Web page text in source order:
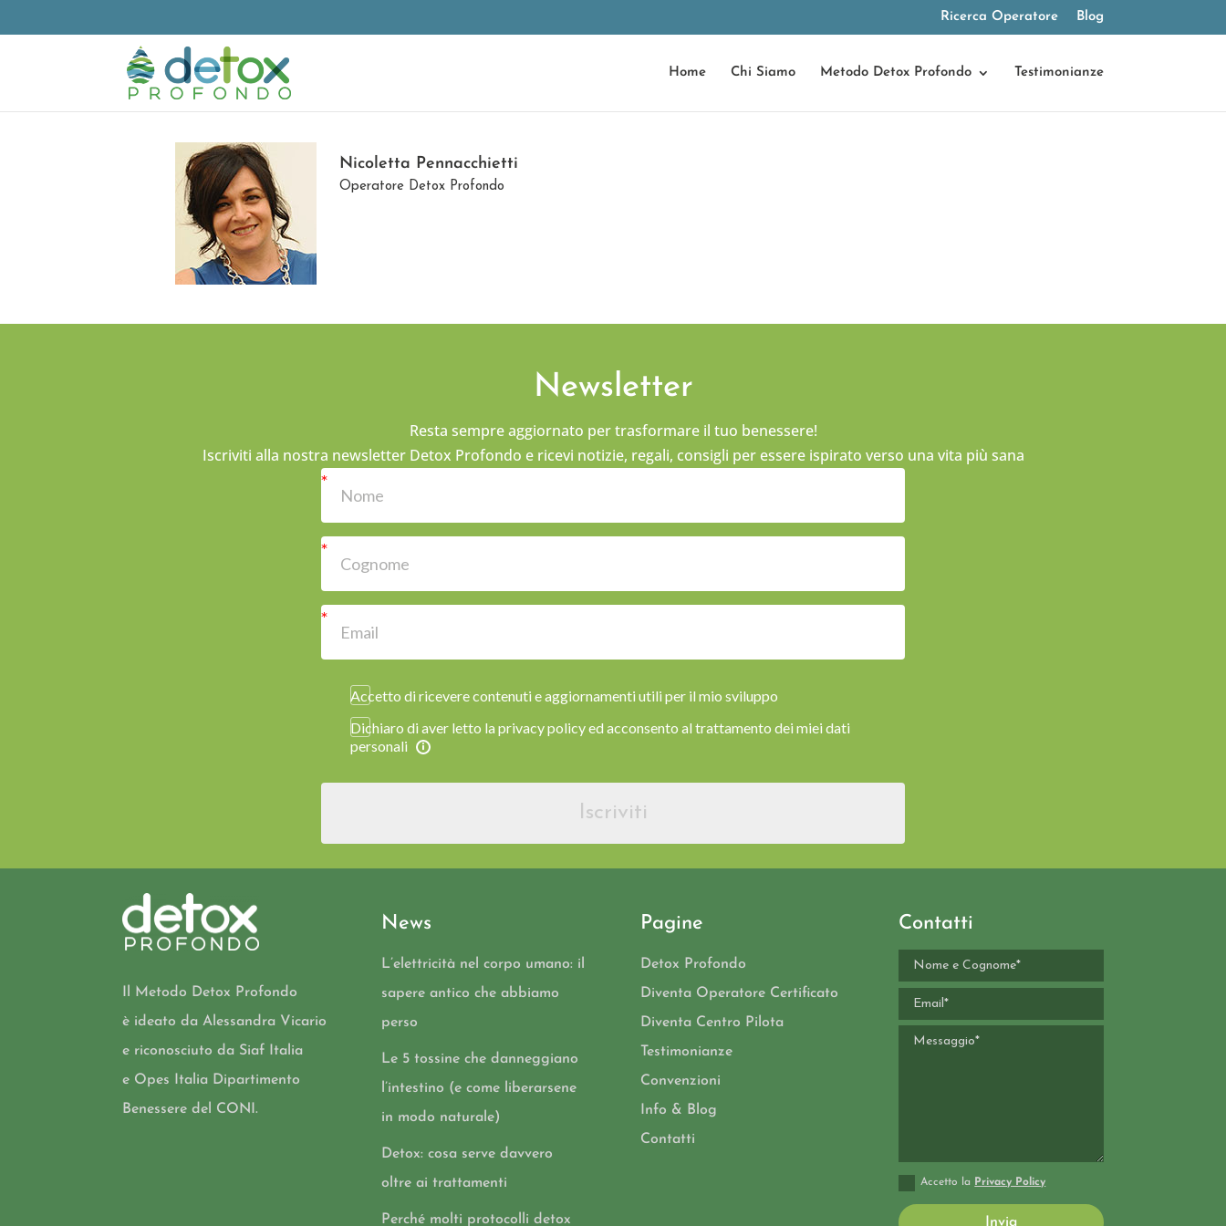
Ricerca Operatore Blog
Home Chi Siamo Metodo Detox Profondo Testimonianze
Nicoletta Pennacchietti
Operatore Detox Profondo
Newsletter
Resta sempre aggiornato per trasformare il tuo benessere!
Iscriviti alla nostra newsletter Detox Profondo e ricevi notizie, regali, consigli per essere ispirato verso una vita più sana
Accetto di ricevere contenuti e aggiornamenti utili per il mio sviluppo
Dichiaro di aver letto la privacy policy ed acconsento al trattamento dei miei dati
personali
Iscriviti
Il Metodo Detox Profondo
è ideato da Alessandra Vicario
e riconosciuto da Siaf Italia
e Opes Italia Dipartimento
Benessere del CONI.
News
L’elettricità nel corpo umano: il
sapere antico che abbiamo
perso
Le 5 tossine che danneggiano
l’intestino (e come liberarsene
in modo naturale)
Detox: cosa serve davvero
oltre ai trattamenti
Perché molti protocolli detox
Pagine
Detox Profondo
Diventa Operatore Certificato
Diventa Centro Pilota
Testimonianze
Convenzioni
Info & Blog
Contatti
Contatti
Accetto la Privacy Policy
Invia